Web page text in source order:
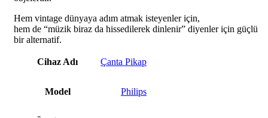
Hem vintage dünyaya adım atmak isteyenler için,
hem de “müzik biraz da hissedilerek dinlenir” diyenler için güçlü
bir alternatif.
Cihaz Adı Çanta Pikap
Model Philips